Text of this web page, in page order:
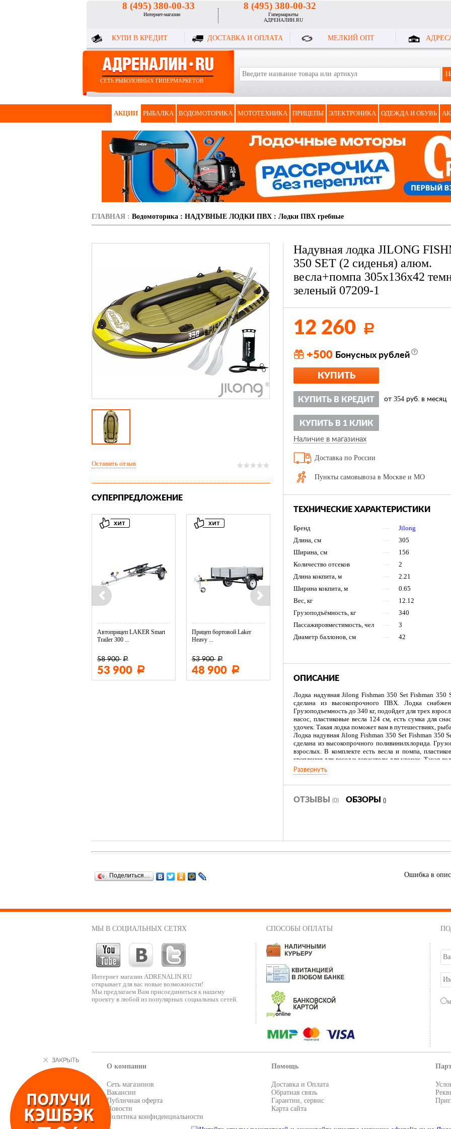
8 (495) 380-00-33
Интернет-магазин
8 (495) 380-00-32
Гипермаркеты
АДРЕНАЛИН.RU
КУПИ В КРЕДИТ ДОСТАВКА И ОПЛАТА МЕЛКИЙ ОПТ
СЕТЬ РЫБОЛОВНЫХ ГИПЕРМАРКЕТОВ
АКЦИИ РЫБАЛКА ВОДОМОТОРИКА МОТОТЕХНИКА ПРИЦЕПЫ ЭЛЕКТРОНИКА ОДЕЖДА И ОБУВЬ
ГЛАВНАЯ : Водомоторика : НАДУВНЫЕ ЛОДКИ ПВХ : Лодки ПВХ гребные
Надувная лодка JILONG
350 SET (2 сиденья) алюм.
весла+помпа 305х136х42
зеленый 07209-1
12 260 Р
+500 Бонусных рублей
КУПИТЬ
КУПИТЬ В КРЕДИТ от 354 руб. в месяц
КУПИТЬ В 1 КЛИК
Наличие в магазинах
Доставка по России
Пункты самовывоза в Москве и МО
ТЕХНИЧЕСКИЕ ХАРАКТЕРИСТИКИ
Бренд —
Jilong
Длина, см
—
305
Ширина, см
—
156
Количество отсеков
—
2
Длина кокпита, м
—
2.21
Ширина кокпита, м
—
0.65
Вес, кг
—
12.12
Грузоподъёмность, кг
—
340
Пассажировместимость, чел
—
3
Диаметр баллонов, см
— 42
ОПИСАНИЕ
Лодка надувная Jilong Fishman 350 Set Fishman 350
сделана из высокопрочного ПВХ. Лодка
Грузоподъемность до 340 кг, подойдет для трех
насос, пластиковые весла 124 см, есть сумка для
удочек. Такая лодка поможет вам в путешествиях,
Лодка надувная Jilong Fishman 350 Set Fishman 350
сделана из высокопрочного поливинилхлорида.
взрослых. В комплекте есть весла и помпа,
крепления для весел и держатели для удочек. Такая
просто активном отдыхе.
В комплект входят:
алюминиевые весла разборные 124 см - 1 пара,
держатели для весел,
Развернуть
ОТЗЫВЫ (0) ОБЗОРЫ ()
Оставить отзыв
СУПЕРПРЕДЛОЖЕНИЕ
Автоприцеп LAKER Smart
Trailer 300 ...
58 900 Р
53 900 Р
Прицеп бортовой Laker
Heavy ...
53 900 Р
48 900 Р
...
Ошибка в
Поделиться…
МЫ В СОЦИАЛЬНЫХ СЕТЯХ
Интернет магазин ADRENALIN.RU
открывает для вас новые возможности!
Мы предлагаем Вам присоединиться к нашему
проекту в любой из популярных социальных сетей.
СПОСОБЫ ОПЛАТЫ
О компании
Сеть магазинов
Вакансии
Публичная оферта
Новости
Политика конфиденциальности
Помощь
Доставка и Оплата
Обратная связь
Гарантии, сервис
Карта сайта